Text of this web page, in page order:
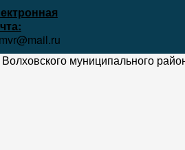
муниципального